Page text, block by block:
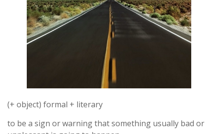
(+ object) formal + literary
to be a sign or warning that something usually bad or